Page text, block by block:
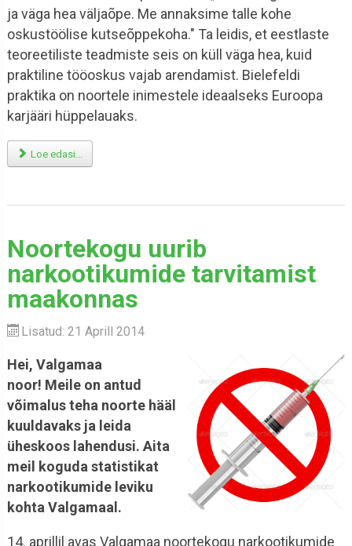
ja väga hea väljaõpe. Me annaksime talle kohe
oskustöölise kutseõppekoha." Ta leidis, et eestlaste
teoreetiliste teadmiste seis on küll väga hea, kuid
praktiline tööoskus vajab arendamist. Bielefeldi
praktika on noortele inimestele ideaalseks Euroopa
karjääri hüppelauaks.
Loe edasi...
Noortekogu uurib
narkootikumide tarvitamist
maakonnas
Lisatud: 21 Aprill 2014
Hei, Valgamaa
noor! Meile on antud
võimalus teha noorte hääl
kuuldavaks ja leida
üheskoos lahendusi. Aita
meil koguda statistikat
narkootikumide leviku
kohta Valgamaal.
14. aprillil avas Valgamaa noortekogu narkootikumide